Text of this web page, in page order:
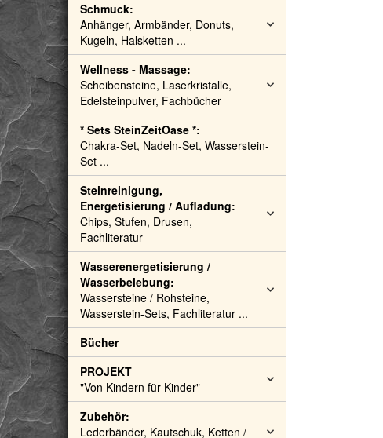
Schmuck:
Anhänger, Armbänder, Donuts,
Kugeln, Halsketten ...
Wellness - Massage:
Scheibensteine, Laserkristalle,
Edelsteinpulver, Fachbücher
* Sets SteinZeitOase *:
Chakra-Set, Nadeln-Set, Wasserstein-
Set ...
Steinreinigung,
Energetisierung / Aufladung:
Chips, Stufen, Drusen,
Fachliteratur
Wasserenergetisierung /
Wasserbelebung:
Wassersteine / Rohsteine,
Wasserstein-Sets, Fachliteratur ...
Bücher
PROJEKT
"Von Kindern für Kinder"
Zubehör:
Lederbänder, Kautschuk, Ketten /